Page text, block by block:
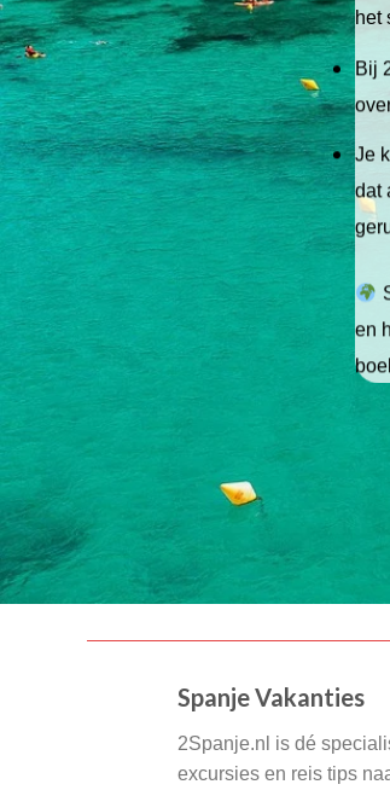
het
Bij
Je
dat
en
Spanje Vakanties
2Spanje.nl is dé
excursies en reis tips